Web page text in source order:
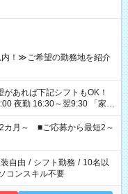
！≫ご希望の勤務地を紹介
勤 16:30～翌9:30 「家族
て夕飯の準備がしたい」
、ご希望を教えてください
合計で週40時間を超える場
2カ月～ ■ご応募から最短2～
自由 / シフト勤務 / 10名以
コンスキル不要